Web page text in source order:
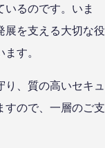
いるのです。いま
展を支える大切な役
す。
、質の高いセキュ
すので、一層のご支